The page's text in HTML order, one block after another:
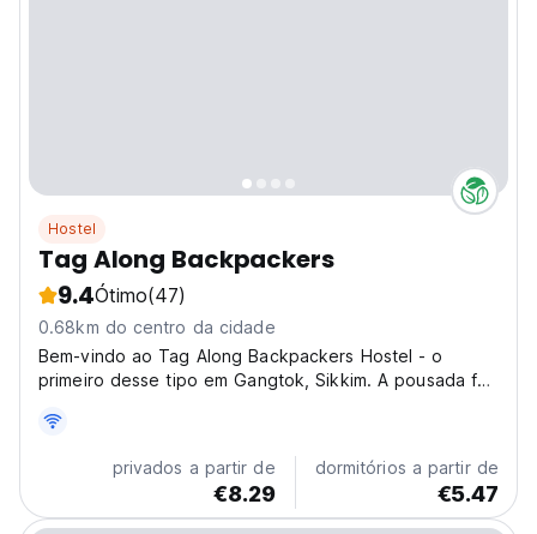
Hostel
Tag Along Backpackers
9.4Ótimo(47)
0.68km do centro da cidade
Bem-vindo ao Tag Along Backpackers Hostel - o
primeiro desse tipo em Gangtok, Sikkim. A pousada foi
privados a partir de
€8.29
dormitórios a partir de
€5.47